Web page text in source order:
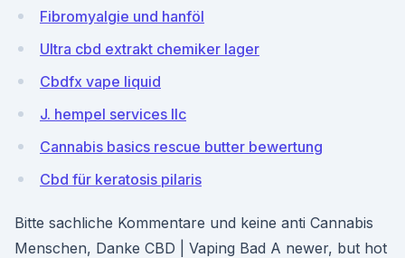
Fibromyalgie und hanföl
Ultra cbd extrakt chemiker lager
Cbdfx vape liquid
J. hempel services llc
Cannabis basics rescue butter bewertung
Cbd für keratosis pilaris
Bitte sachliche Kommentare und keine anti Cannabis
Menschen, Danke CBD | Vaping Bad A newer, but hot